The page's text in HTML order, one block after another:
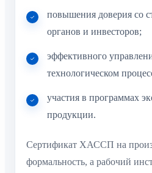
повышения доверия со
органов и инвесторов;
эффективного
технологическом
участия в программах
продукции.
Сертификат ХАССП на
формальность, а рабочий